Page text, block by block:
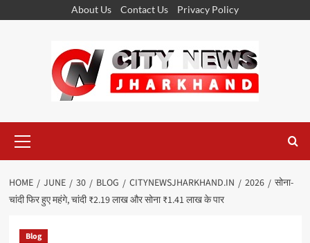
About Us Contact Us Privacy Policy
Menu
HOME JUNE 30 BLOG CITYNEWSJHARKHAND.IN 2026
सोना-
चांदी फिर हुए महंगे, चांदी ₹2.19 लाख और सोना ₹1.41 लाख के पार
Blog